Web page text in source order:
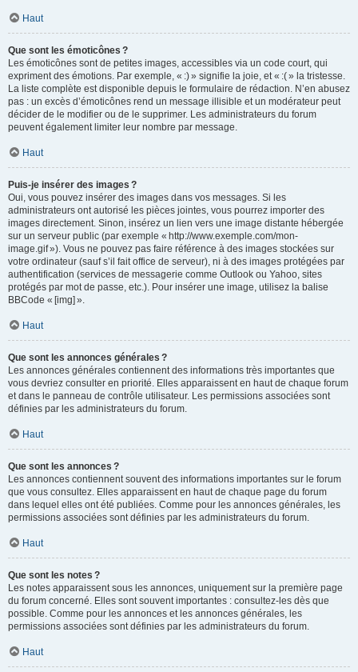
Haut
Que sont les émoticônes ?
Les émoticônes sont de petites images, accessibles via un code court, qui
expriment des émotions. Par exemple, « :) » signifie la joie, et « :( » la tristesse.
La liste complète est disponible depuis le formulaire de rédaction. N’en abusez
pas : un excès d’émoticônes rend un message illisible et un modérateur peut
décider de le modifier ou de le supprimer. Les administrateurs du forum
peuvent également limiter leur nombre par message.
Haut
Puis-je insérer des images ?
Oui, vous pouvez insérer des images dans vos messages. Si les
administrateurs ont autorisé les pièces jointes, vous pourrez importer des
images directement. Sinon, insérez un lien vers une image distante hébergée
sur un serveur public (par exemple « http://www.exemple.com/mon-
image.gif »). Vous ne pouvez pas faire référence à des images stockées sur
votre ordinateur (sauf s’il fait office de serveur), ni à des images protégées par
authentification (services de messagerie comme Outlook ou Yahoo, sites
protégés par mot de passe, etc.). Pour insérer une image, utilisez la balise
BBCode « [img] ».
Haut
Que sont les annonces générales ?
Les annonces générales contiennent des informations très importantes que
vous devriez consulter en priorité. Elles apparaissent en haut de chaque forum
et dans le panneau de contrôle utilisateur. Les permissions associées sont
définies par les administrateurs du forum.
Haut
Que sont les annonces ?
Les annonces contiennent souvent des informations importantes sur le forum
que vous consultez. Elles apparaissent en haut de chaque page du forum
dans lequel elles ont été publiées. Comme pour les annonces générales, les
permissions associées sont définies par les administrateurs du forum.
Haut
Que sont les notes ?
Les notes apparaissent sous les annonces, uniquement sur la première page
du forum concerné. Elles sont souvent importantes : consultez-les dès que
possible. Comme pour les annonces et les annonces générales, les
permissions associées sont définies par les administrateurs du forum.
Haut